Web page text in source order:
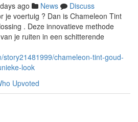
ago News
Discuss
je voertuig ? Dan is Chameleon Tint
. Deze innovatieve methode
je ruiten in een schitterende
story21481999/chameleon-tint-goud-
look
Upvoted